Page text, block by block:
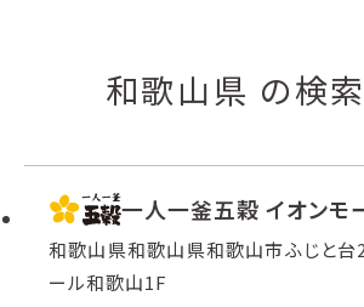
和歌山県 の検
一人一釜五穀 イオンモ
和歌山県和歌山県和歌山市ふじと台
ール和歌山1F